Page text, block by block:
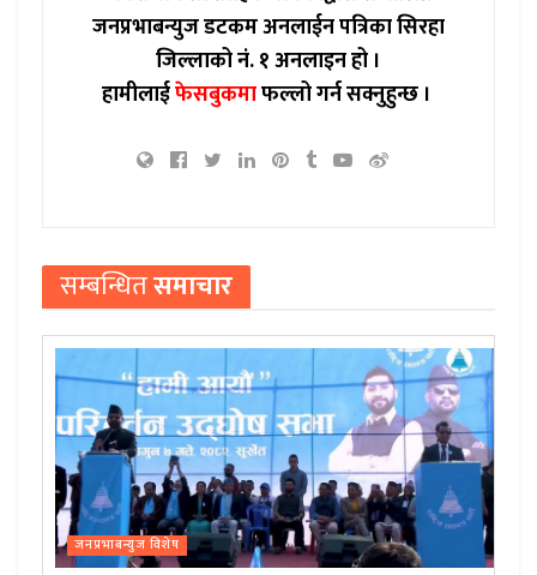
जनप्रभाबन्युज डटकम अनलाईन पत्रिका सिरहा
जिल्लाको नं. १ अनलाइन हो ।
हामीलाईफेसबुकमाफल्लो गर्न सक्नुहुन्छ ।
सम्बन्धितसमाचार
जनप्रभाबन्युज विशेष